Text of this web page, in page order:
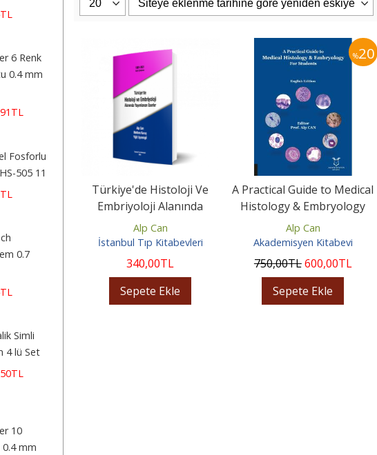
TL
6 Renk
0.4 mm
TL
Fosforlu
505 11
TL
0.7
TL
Simli
4 lü Set
TL
10
0.4 mm
Türkiye'de Histoloji Ve
Embriyoloji Alanında
Yayımlanan Eserler
Alp Can
İstanbul Tıp Kitabevleri
340,00TL
Sepete Ekle
%20
A Practical Guide to Medical
Histology & Embryology
For Students
Alp Can
Akademisyen Kitabevi
750,00TL600,00TL
Sepete Ekle